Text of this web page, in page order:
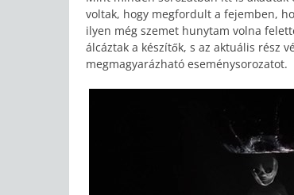
voltak, hogy megfordult a fejemben,
ilyen még szemet hunytam volna
álcáztak a készítők, s az aktuális rész
megmagyarázható eseménysorozatot.